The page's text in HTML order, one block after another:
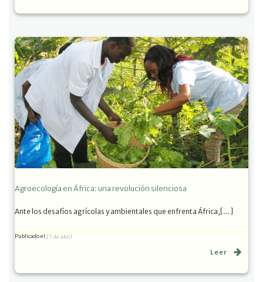
Agroecología en África: una revolución silenciosa
Ante los desafíos agrícolas y ambientales que enfrenta África,[…]
Publicado el27 de abril
Leer